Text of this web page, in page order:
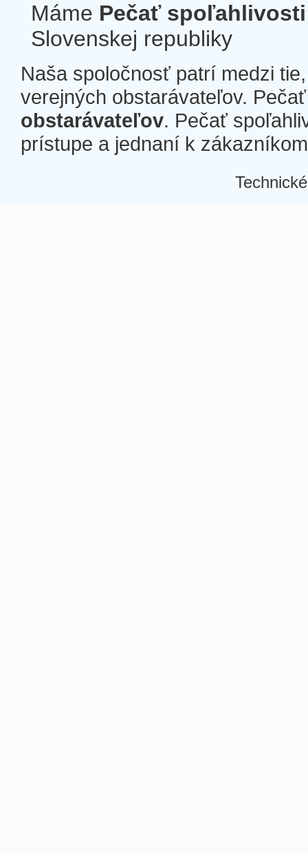
Máme Pečať spoľahlivosti
Slovenskej republiky
Naša spoločnosť patrí medzi
verejných obstarávateľov.
obstarávateľov. Pečať
prístupe a jednaní k